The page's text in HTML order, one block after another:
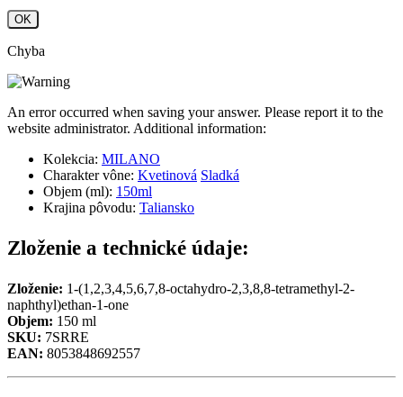
OK
Chyba
An error occurred when saving your answer. Please report it to the
website administrator. Additional information:
Kolekcia: MILANO
Charakter vône: Kvetinová Sladká
Objem (ml): 150ml
Krajina pôvodu: Taliansko
Zloženie a technické údaje:
Zloženie: 1-(1,2,3,4,5,6,7,8-octahydro-2,3,8,8-tetramethyl-2-
naphthyl)ethan-1-one
Objem: 150 ml
SKU: 7SRRE
EAN: 8053848692557